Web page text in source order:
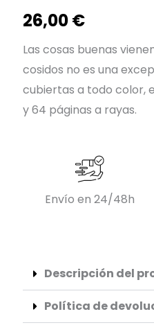
26,00€
Las cosas buenas
cosidos no es una
cubiertas a todo color,
y 64 páginas a rayas.
Envío en 24/48h
Descripción del
Política de